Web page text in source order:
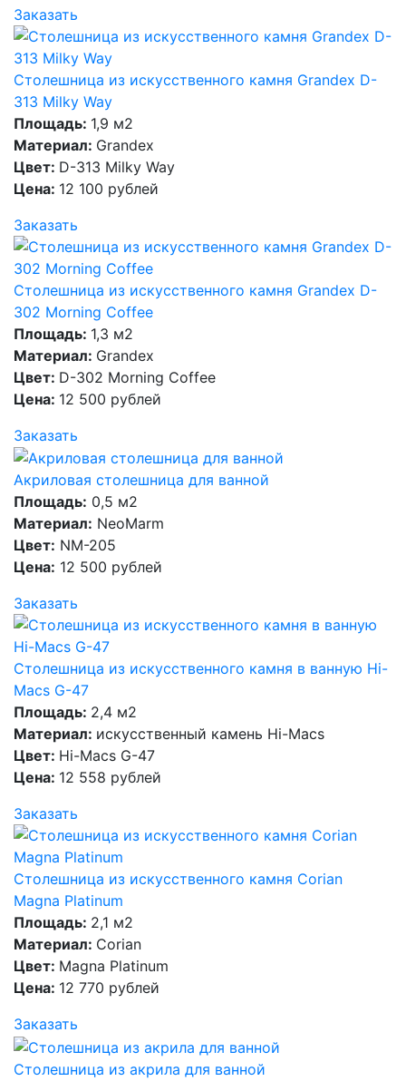
Заказать
Столешница из искусственного камня Grandex D-
313 Milky Way
Площадь: 1,9 м2
Материал: Grandex
Цвет: D-313 Milky Way
Цена: 12 100 рублей
Заказать
Столешница из искусственного камня Grandex D-
302 Morning Coffee
Площадь: 1,3 м2
Материал: Grandex
Цвет: D-302 Morning Coffee
Цена: 12 500 рублей
Заказать
Акриловая столешница для ванной
Площадь: 0,5 м2
Материал: NeoMarm
Цвет: NM-205
Цена: 12 500 рублей
Заказать
Столешница из искусственного камня в ванную Hi-
Macs G-47
Площадь: 2,4 м2
Материал: искусственный камень Hi-Macs
Цвет: Hi-Macs G-47
Цена: 12 558 рублей
Заказать
Столешница из искусственного камня Corian
Magna Platinum
Площадь: 2,1 м2
Материал: Corian
Цвет: Magna Platinum
Цена: 12 770 рублей
Заказать
Столешница из акрила для ванной